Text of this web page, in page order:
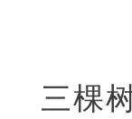
三棵